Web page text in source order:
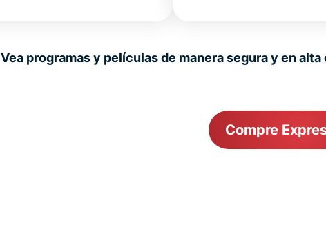
Vea programas y películas de manera segura y en
Compre